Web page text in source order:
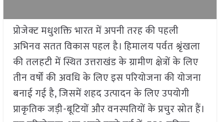
प्रोजेक्ट मधुशक्ति भारत में अपनी तरह की पहली
अभिनव सतत विकास पहल है। हिमालय पर्वत श्रृंखला
की तलहटी में स्थित उत्तराखंड के ग्रामीण क्षेत्रों के लिए
तीन वर्षों की अवधि के लिए इस परियोजना की योजना
बनाई गई है, जिसमें शहद उत्पादन के लिए उपयोगी
प्राकृतिक जड़ी-बूटियों और वनस्पतियों के प्रचुर स्रोत हैं।